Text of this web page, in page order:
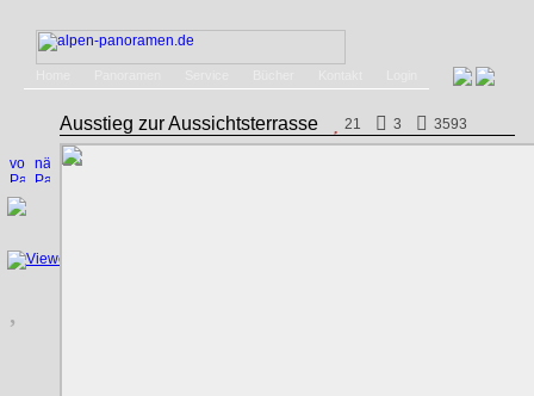
Ausstieg zur Aussichtsterrasse 21 3 3593